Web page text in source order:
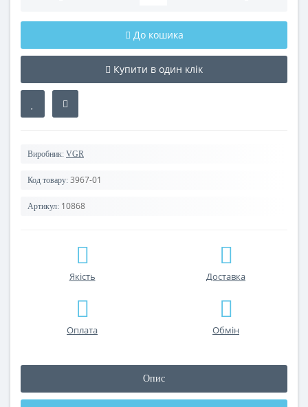
До кошика
Купити в один клік
Виробник: VGR
Код товару: 3967-01
Артикул: 10868
Якість Доставка
Оплата Обмін
Опис